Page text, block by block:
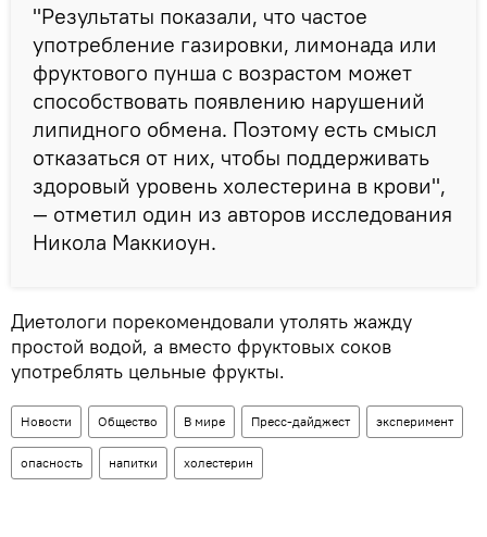
"Результаты показали, что частое
употребление газировки, лимонада или
фруктового пунша с возрастом может
способствовать появлению нарушений
липидного обмена. Поэтому есть смысл
отказаться от них, чтобы поддерживать
здоровый уровень холестерина в крови",
— отметил один из авторов исследования
Никола Маккиоун.
Диетологи порекомендовали утолять жажду
простой водой, а вместо фруктовых соков
употреблять цельные фрукты.
Новости Общество В мире Пресс-дайджест эксперимент
опасность напитки холестерин